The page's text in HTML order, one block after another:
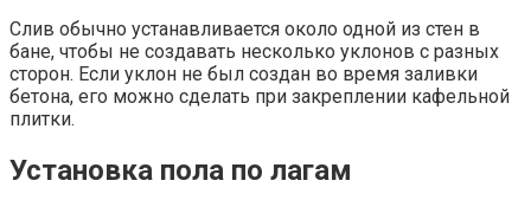
Слив обычно устанавливается около одной из стен в
бане, чтобы не создавать несколько уклонов с разных
сторон. Если уклон не был создан во время заливки
бетона, его можно сделать при закреплении кафельной
плитки.
Установка пола по лагам